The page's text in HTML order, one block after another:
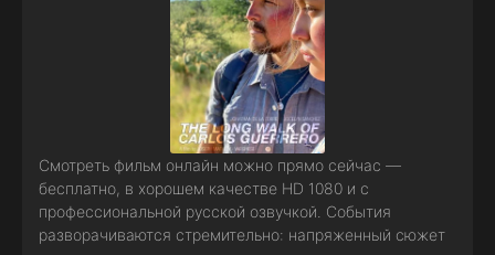
Смотреть фильм онлайн можно прямо сейчас —
бесплатно, в хорошем качестве HD 1080 и с
профессиональной русской озвучкой. События
разворачиваются стремительно: напряженный сюжет